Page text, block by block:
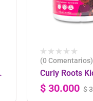
(0 Comentarios)
Curly Roots
Crema Para
2 En 1 – 600ML
$
$ 30.000
-